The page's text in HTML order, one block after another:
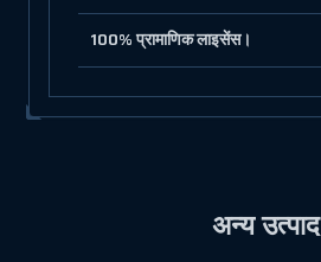
100% प्रामाणिक लाइसेंस।
अन्य उत्पाद